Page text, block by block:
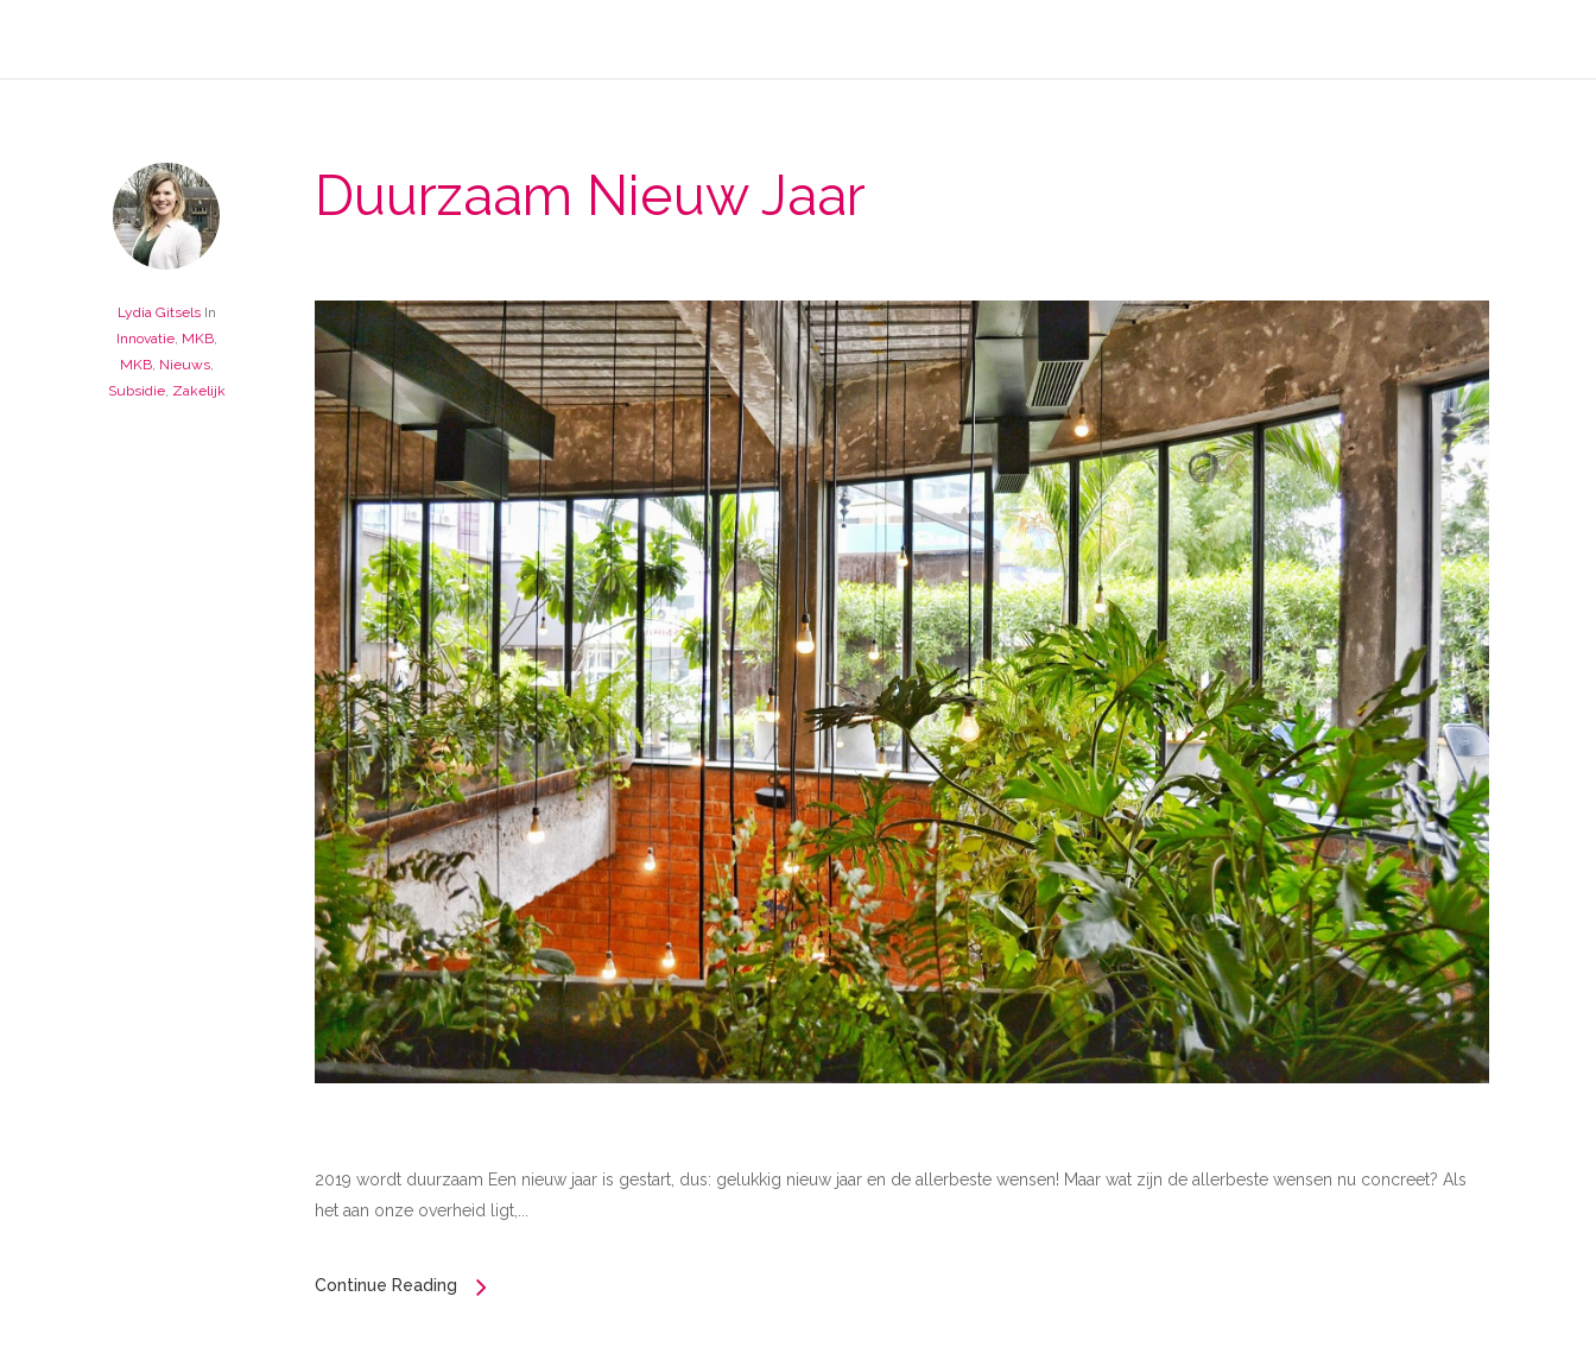
Lydia Gitsels In
Innovatie, MKB,
MKB, Nieuws,
Subsidie, Zakelijk
Duurzaam Nieuw Jaar
2019 wordt duurzaam Een nieuw jaar is gestart, dus: gelukkig nieuw jaar en de allerbeste wensen! Maar wat zijn de allerbeste wensen nu concreet? Als
het aan onze overheid ligt,...
Continue Reading